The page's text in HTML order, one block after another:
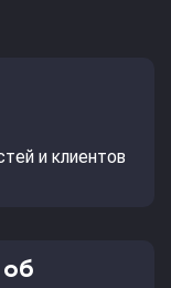
и клиентов
об